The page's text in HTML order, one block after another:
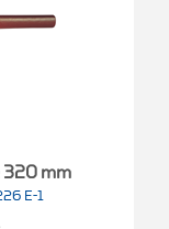
320 mm
E-1